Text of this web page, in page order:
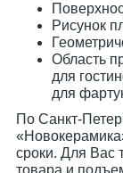
Рисунок
Область
для
для
По Санкт-
сроки. Для Вас
товара и